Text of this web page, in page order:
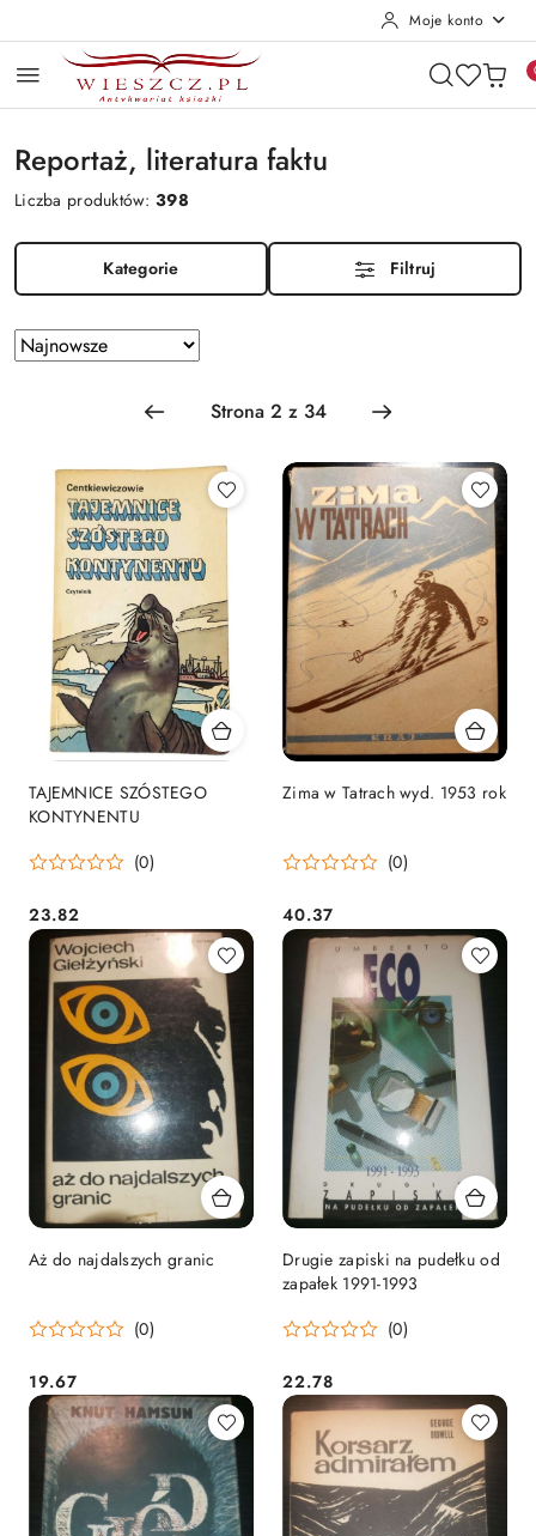
Moje konto
Reportaż, literatura faktu
Liczba produktów:398
Kategorie Filtruj
Zastosowano sortowanie: Najnowsze.
Sortuj
według
TAJEMNICE SZÓSTEGO
KONTYNENTU
(0)
Cena:
23.82
Zima w Tatrach wyd. 1953 rok
(0)
Cena:
40.37
Aż do najdalszych granic
(0)
Cena:
19.67
Drugie zapiski na pudełku od
zapałek 1991-1993
(0)
Cena:
22.78